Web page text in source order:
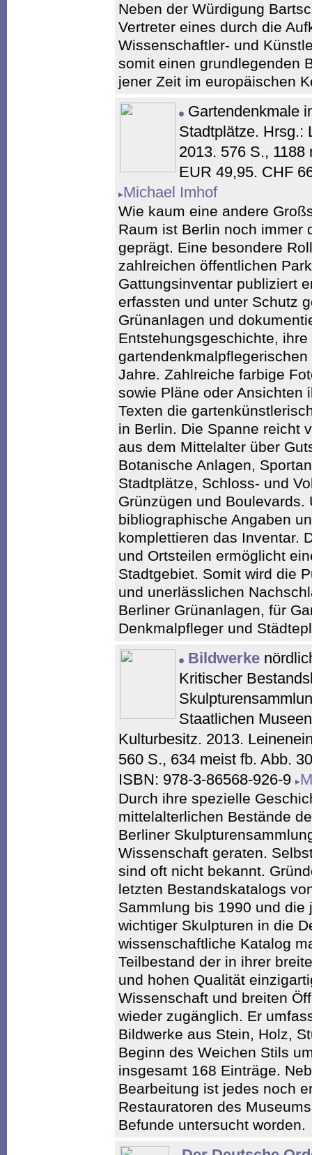
Neben der Würdigung
Vertreter eines durch die
Wissenschaftler- und
somit einen grundlegenden
jener Zeit im europäischen
Gartendenkmale
Stadtplätze. Hrsg.:
2013. 576 S.,
EUR 49,95. CHF
Michael Imhof
Wie kaum eine andere
Raum ist Berlin noch immer
geprägt. Eine besondere
zahlreichen öffentlichen
Gattungsinventar publiziert
erfassten und unter Schutz
Grünanlagen und
Entstehungsgeschichte,
Jahre. Zahlreiche farbige
sowie Pläne oder Ansichten
Texten die
in Berlin. Die Spanne reicht
aus dem Mittelalter über
Botanische Anlagen,
Stadtplätze, Schloss- und
Grünzügen und Boulevards.
bibliographische Angaben
komplettieren das Inventar.
und Ortsteilen ermöglicht
Stadtgebiet. Somit wird die
und unerlässlichen
Berliner Grünanlagen, für
Denkmalpfleger und
Bildwerke
Kritischer
Staatlichen
Kulturbesitz. 2013.
560 S., 634 meist fb. Abb.
ISBN: 978-3-86568-926-9
Durch ihre spezielle
mittelalterlichen Bestände
Berliner
Wissenschaft geraten.
sind oft nicht bekannt.
letzten Bestandskatalogs
Sammlung bis 1990 und die
wichtiger Skulpturen in die
wissenschaftliche Katalog
Teilbestand der in ihrer
und hohen Qualität
Wissenschaft und breiten
wieder zugänglich. Er
Bildwerke aus Stein, Holz,
Beginn des Weichen Stils
insgesamt 168 Einträge.
Bearbeitung ist jedes noch
Restauratoren des
Befunde untersucht worden.